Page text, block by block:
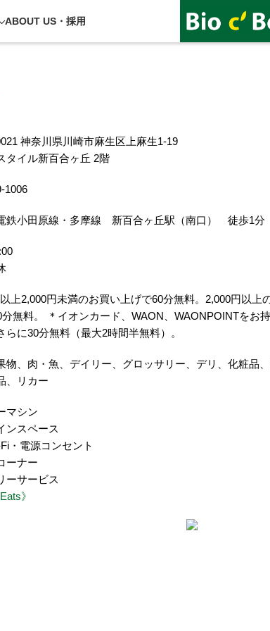
ABOUT US・ 採用
神奈川県川崎市麻生区上麻生1-19
タイル新百合ヶ丘 2階
1006
鉄小田原線・多摩線 新百合ヶ丘駅（南口） 徒歩1分
上2,000円未満のお買い上げで60分無料。2,000円以上
分無料。 ＊イオンカード、WAON、WAONPOINTをお
らに30分無料（最大2時間半無料）。
物、肉・魚、デイリー、グロッサリー、デリ、化粧品
、リカー
マシン
ンスペース
・電源コンセント
ーナー
ーサービス
》